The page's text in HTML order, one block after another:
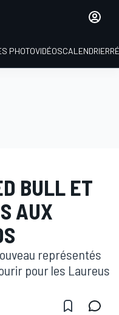
PHOTOVIDÉOSCALENDRIER
BULL ET
AUX
représentés
pour les Laureus